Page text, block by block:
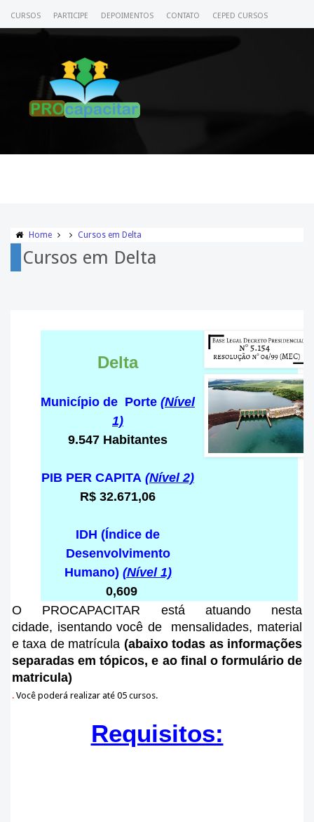
CURSOS PARTICIPE DEPOIMENTOS CONTATO CEPED CURSOS
Home Cursos em Delta
Cursos em Delta
Delta
Município de Porte (Nível
1)
9.547 Habitantes
PIB PER CAPITA (Nível 2)
R$ 32.671,06
IDH (Índice de
Desenvolvimento
Humano) (Nível 1)
0,609
O PROCAPACITAR está atuando nesta
cidade, isentando você de mensalidades, material
e taxa de matrícula (abaixo todas as informações
separadas em tópicos, e ao final o formulário de
matricula)
. Você poderá realizar até 05 cursos.
Requisitos: